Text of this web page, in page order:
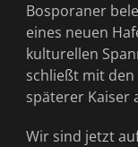
Bosporaner
eines neuen
kulturellen
schließt mit den
späterer Kaiser
Wir sind jetzt